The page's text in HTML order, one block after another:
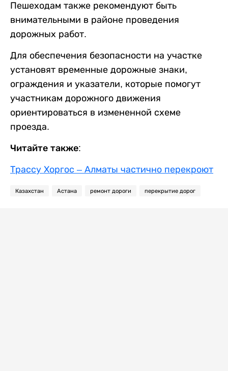
Пешеходам также рекомендуют быть
внимательными в районе проведения
дорожных работ.
Для обеспечения безопасности на участке
установят временные дорожные знаки,
ограждения и указатели, которые помогут
участникам дорожного движения
ориентироваться в измененной схеме
проезда.
Читайте также:
Трассу Хоргос – Алматы частично перекроют
Казахстан Астана ремонт дороги перекрытие дорог